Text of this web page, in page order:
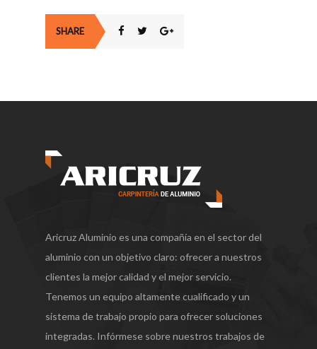
SHARE
Aricruz Aluminio es una compañía en el sector del
aluminio con un objetivo claro: ofrecer a nuestros
clientes la mejor calidad y el mejor servicio.
Tenemos un equipo altamente cualificado y un
sistema de trabajo propio para ofrecer soluciones
integradas. Infórmese sobre nuestros trabajos de